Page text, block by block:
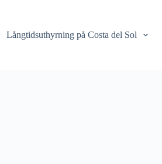
Långtidsuthyrning på Costa del Sol